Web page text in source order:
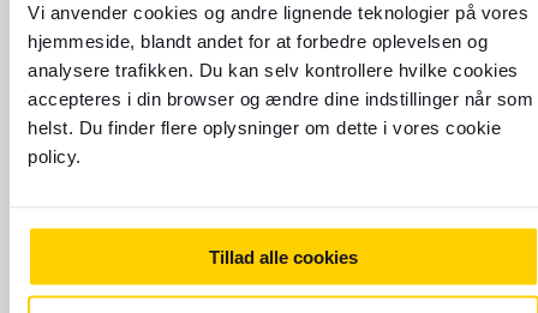
Vi anvender cookies og andre lignende teknologier på vores
hjemmeside, blandt andet for at forbedre oplevelsen og
analysere trafikken. Du kan selv kontrollere hvilke cookies
accepteres i din browser og ændre dine indstillinger når som
helst. Du finder flere oplysninger om dette i vores cookie
policy.
Tillad alle cookies
FOREX FORKLARER!
Få flere oplysninger om, hvorfor
vores valutakurs er forskellig fra
den kurs, du ser online.